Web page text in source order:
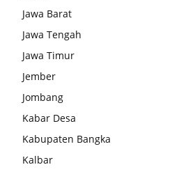
Jawa Barat
Jawa Tengah
Jawa Timur
Jember
Jombang
Kabar Desa
Kabupaten Bangka
Kalbar